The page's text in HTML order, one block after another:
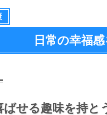
日常の幸福
ばせる趣味を持と